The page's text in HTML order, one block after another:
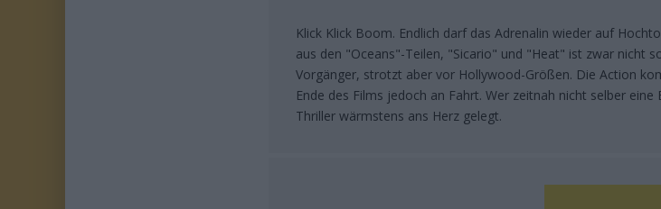
Klick Klick Boom. Endlich darf das Adrenalin wieder auf
aus den "Oceans"-Teilen, "Sicario" und "Heat" ist zwar nicht
Vorgänger, strotzt aber vor Hollywood-Größen. Die Action
Ende des Films jedoch an Fahrt. Wer zeitnah nicht selber
Thriller wärmstens ans Herz gelegt.